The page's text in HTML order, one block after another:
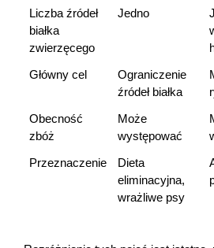
Liczba źródeł
białka
zwierzęcego
Jedno
Główny cel
Ograniczenie
źródeł białka
Obecność
zbóż
Może
występować
Przeznaczenie
Dieta
eliminacyjna,
wrażliwe psy